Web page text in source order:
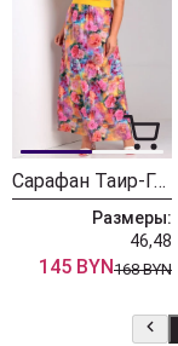
Сарафан Таир-Гранд 6406
Размеры:
46,48
145 BYN168 BYN